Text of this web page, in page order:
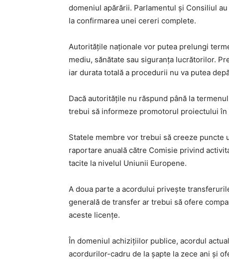
domeniul apărării. Parlamentul și Consiliul
la confirmarea unei cereri complete.
Autoritățile naționale vor putea prelungi
mediu, sănătate sau siguranța lucrătorilor.
iar durata totală a procedurii nu va putea
Dacă autoritățile nu răspund până la
trebui să informeze promotorul proiectului
Statele membre vor trebui să creeze
raportare anuală către Comisie privind
tacite la nivelul Uniunii Europene.
A doua parte a acordului privește
generală de transfer ar trebui să ofere
aceste licențe.
În domeniul achizițiilor publice, acordul
acordurilor-cadru de la șapte la zece ani și